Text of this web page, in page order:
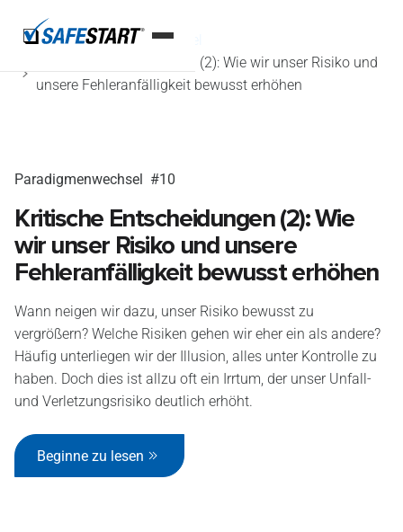
Home
Paradigmenwechsel
Kritische Entscheidungen (2): Wie wir unser Risiko und
unsere Fehleranfälligkeit bewusst erhöhen
Paradigmenwechsel #10
Kritische Entscheidungen (2): Wie
wir unser Risiko und unsere
Fehleranfälligkeit bewusst erhöhen
Wann neigen wir dazu, unser Risiko bewusst zu
vergrößern? Welche Risiken gehen wir eher ein als andere?
Häufig unterliegen wir der Illusion, alles unter Kontrolle zu
haben. Doch dies ist allzu oft ein Irrtum, der unser Unfall-
und Verletzungsrisiko deutlich erhöht.
Beginne zu lesen